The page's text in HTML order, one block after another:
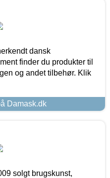
dansk
finder du produkter til
og andet tilbehør. Klik
Damask.dk
solgt brugskunst,